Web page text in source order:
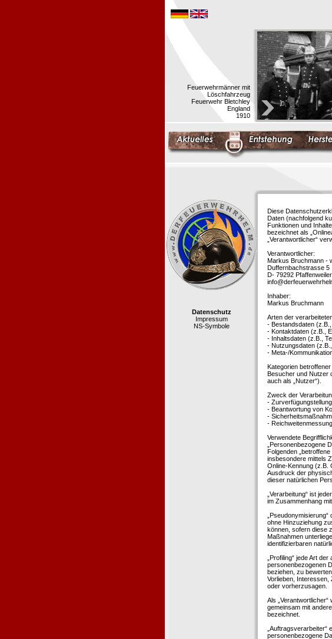
Feuerwehrmänner mit
Löschfahrzeug
Feuerwehr Bletchley
England
1910
Datenschutz
Impressum
NS-Symbole
Diese
Daten (nachfolgend
Funktionen und
bezeichnet als
„Verantwortlicher“
Verantwortlicher:
Markus Bruchmann -
Duffernbachstrasse 5
D- 79292 Pfaffenweiler
Inhaber:
Markus Bruchmann
Arten der
- Bestandsdaten
- Kontaktdaten (z.B.,
- Inhaltsdaten (z.B.,
- Nutzungsdaten
- Meta-/
Kategorien
Besucher und Nutzer
auch als „Nutzer“).
Zweck der
-
- Beantwortung von
-
-
Verwendete
„Personenbezogene
Folgenden
insbesondere mittels
Online-Kennung (z.B.
Ausdruck der
dieser natürlichen
„Verarbeitung“ ist
im Zusammenhang
ohne Hinzuziehung
können, sofern diese
Maßnahmen
identifizierbaren
„Profiling“ jede Art
personenbezogenen
beziehen, zu
Vorlieben,
oder vorherzusagen.
Als
gemeinsam mit
bezeichnet.
personenbezogene